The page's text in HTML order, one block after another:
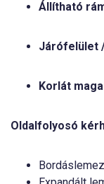
Állítható
Járófelület
Korlát
Oldalfolyosó